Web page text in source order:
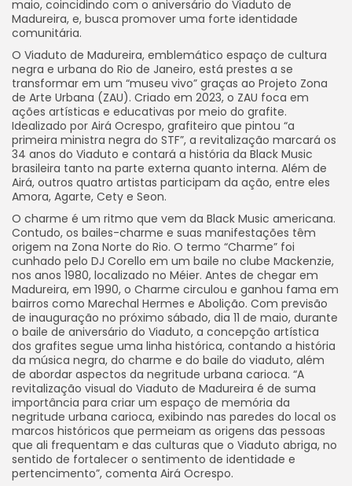
maio, coincidindo com o aniversário do Viaduto de
Madureira, e, busca promover uma forte identidade
comunitária.
O Viaduto de Madureira, emblemático espaço de cultura
negra e urbana do Rio de Janeiro, está prestes a se
transformar em um “museu vivo” graças ao Projeto Zona
de Arte Urbana (ZAU). Criado em 2023, o ZAU foca em
ações artísticas e educativas por meio do grafite.
Idealizado por Airá Ocrespo, grafiteiro que pintou “a
primeira ministra negra do STF”, a revitalização marcará os
34 anos do Viaduto e contará a história da Black Music
brasileira tanto na parte externa quanto interna. Além de
Airá, outros quatro artistas participam da ação, entre eles
Amora, Agarte, Cety e Seon.
O charme é um ritmo que vem da Black Music americana.
Contudo, os bailes-charme e suas manifestações têm
origem na Zona Norte do Rio. O termo “Charme” foi
cunhado pelo DJ Corello em um baile no clube Mackenzie,
nos anos 1980, localizado no Méier. Antes de chegar em
Madureira, em 1990, o Charme circulou e ganhou fama em
bairros como Marechal Hermes e Abolição. Com previsão
de inauguração no próximo sábado, dia 11 de maio, durante
o baile de aniversário do Viaduto, a concepção artística
dos grafites segue uma linha histórica, contando a história
da música negra, do charme e do baile do viaduto, além
de abordar aspectos da negritude urbana carioca. “A
revitalização visual do Viaduto de Madureira é de suma
importância para criar um espaço de memória da
negritude urbana carioca, exibindo nas paredes do local os
marcos históricos que permeiam as origens das pessoas
que ali frequentam e das culturas que o Viaduto abriga, no
sentido de fortalecer o sentimento de identidade e
pertencimento”, comenta Airá Ocrespo.